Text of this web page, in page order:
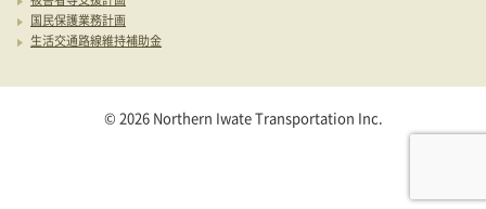
国民保護業務計画
生活交通路線維持補助金
© 2026 Northern Iwate Transportation Inc.